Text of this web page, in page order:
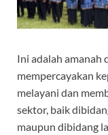
Ini adalah amanah
mempercayakan
melayani dan
sektor, baik
maupun dibidang